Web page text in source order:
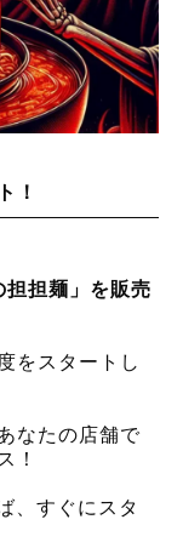
！
担麺」を販売
をスタートし
なたの店舗で
！
、すぐにスタ